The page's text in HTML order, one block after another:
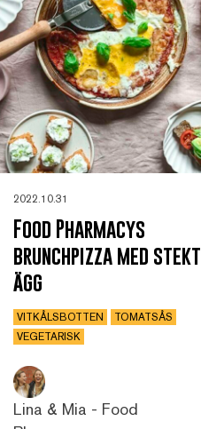
2022.10.31
Food Pharmacys
brunchpizza med stekt
ägg
VITKÅLSBOTTEN
TOMATSÅS
VEGETARISK
Lina & Mia - Food